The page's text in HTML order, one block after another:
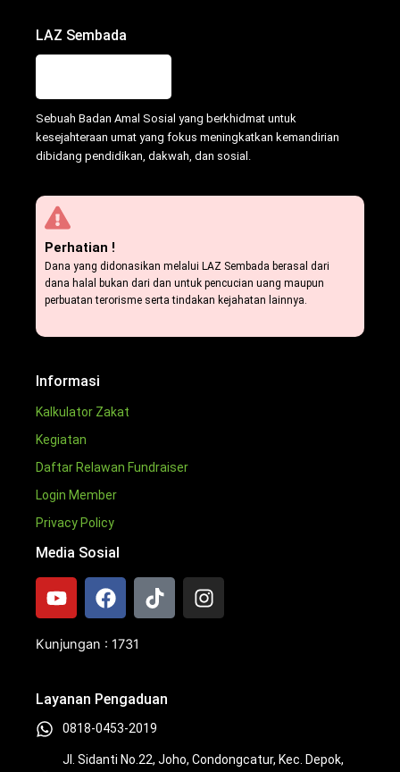
LAZ Sembada
Sebuah Badan Amal Sosial yang berkhidmat untuk
kesejahteraan umat yang fokus meningkatkan kemandirian
dibidang pendidikan, dakwah, dan sosial.
Perhatian !
Dana yang didonasikan melalui LAZ Sembada berasal dari
dana halal bukan dari dan untuk pencucian uang maupun
perbuatan terorisme serta tindakan kejahatan lainnya.
Informasi
Kalkulator Zakat
Kegiatan
Daftar Relawan Fundraiser
Login Member
Privacy Policy
Media Sosial
Y
o
t
e
F
a
e
o
k
T
i
I
n
m
Kunjungan : 1731
Layanan Pengaduan
0818-0453-2019
Jl. Sidanti No.22, Joho, Condongcatur, Kec. Depok,